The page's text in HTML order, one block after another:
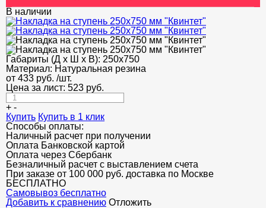
В наличии
Габариты (Д х Ш х В): 250х750
Материал: Натуральная резина
от 433 руб. /шт.
Цена за лист: 523 руб.
+ -
Купить Купить в 1 клик
Способы оплаты:
Наличный расчет при получении
Оплата Банковской картой
Оплата через Сбербанк
Безналичный расчет с выставлением счета
При заказе от 100 000 руб. доставка по Москве
БЕСПЛАТНО
Cамовывоз бесплатно
Добавить к сравнению Отложить